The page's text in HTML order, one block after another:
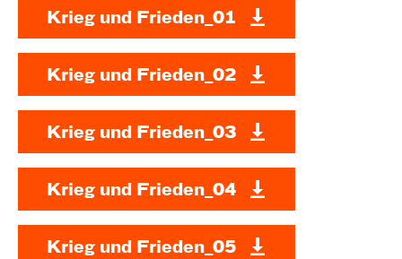
Krieg und Frieden_01
Krieg und Frieden_02
Krieg und Frieden_03
Krieg und Frieden_04
Krieg und Frieden_05